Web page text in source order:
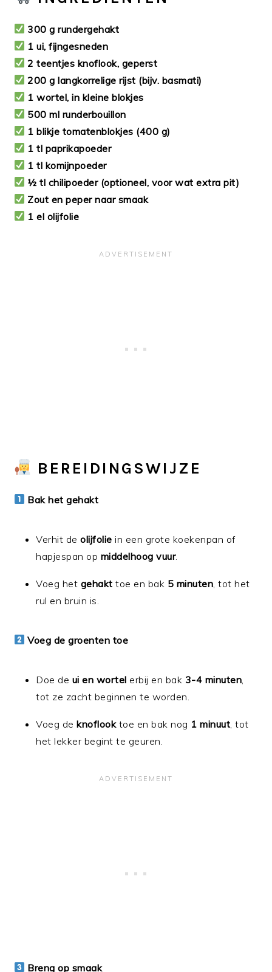
300 g rundergehakt
1 ui, fijngesneden
2 teentjes knoflook, geperst
200 g langkorrelige rijst (bijv. basmati)
1 wortel, in kleine blokjes
500 ml runderbouillon
1 blikje tomatenblokjes (400 g)
1 tl paprikapoeder
1 tl komijnpoeder
½ tl chilipoeder (optioneel, voor wat extra pit)
Zout en peper naar smaak
1 el olijfolie
BEREIDINGSWIJZE
Bak het gehakt
Verhit deolijfolie in een grote koekenpan of
hapjespan op middelhoog vuur.
Voeg het gehakt toe en bak 5 minuten , tot het
rul en bruin is.
Voeg de groenten toe
Doe de ui en wortel erbij en bak 3-4 minuten
tot ze zacht beginnen te worden.
Voeg deknoflooktoe en bak nog 1 minuut , tot
het lekker begint te geuren.
Breng op smaak